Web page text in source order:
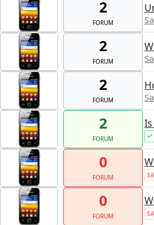
2
FORUM
2
FORUM
2
FORUM
2
FORUM
0
FORUM
0
FORUM